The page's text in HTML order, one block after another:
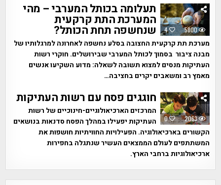
4 5800
תעלומה בכותל המערבי – מהי
המערכת התת קרקעית
שנחשפה תחת הכותל?
מערכת תת קרקעית החצובה בסלע נחשפה לאחרונה למרגלותיו של
מבנה ציבור בסמוך לכותל המערבי שבירושלים. חוקרי רשות
העתיקות מנסים למצוא תשובה לשאלה: מדוע השקיעו אנשים
מאמץ רב ומשאבים יקרים בחציבה…
0 2063
חוגגים פסח עם רשות העתיקות
המרכזים הארכיאולוגיים-חינוכיים של רשות
העתיקות יפעילו במהלך הפסח סדנאות בנושאים
הקשורים בארכיאולוגיה. הפעילויות החוויתיות חושפות את
המשתתפים לעולם הממצאים העשיר שנתגלה בחפירות
ארכיאולוגיות ברחבי הארץ.